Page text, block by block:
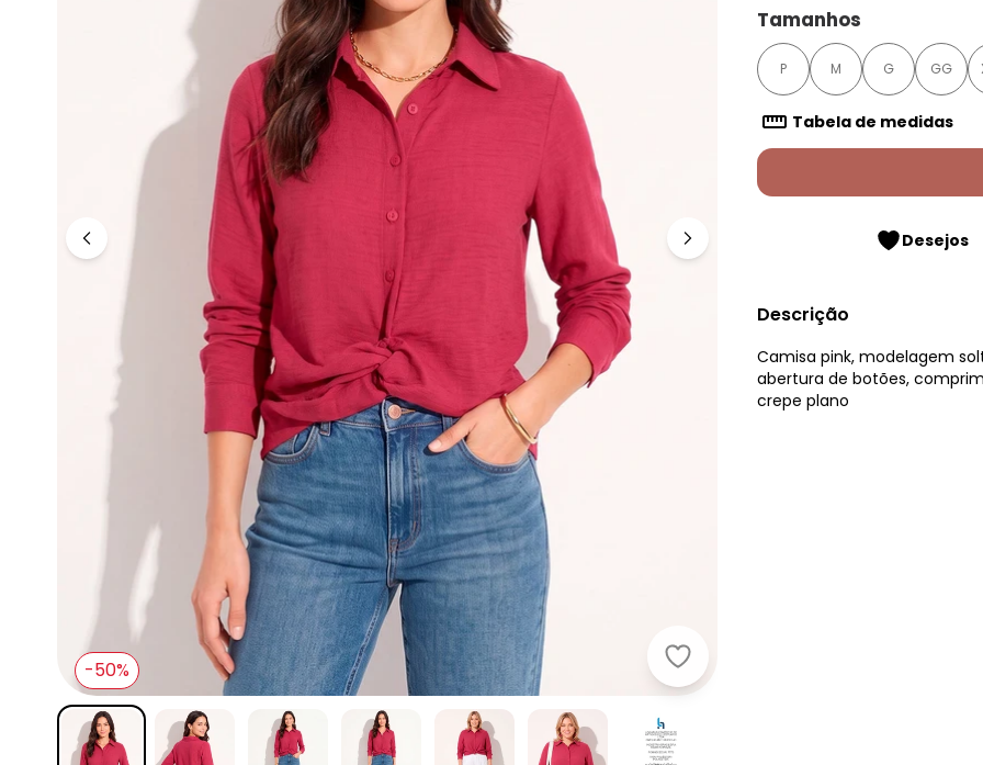
Quintess - Camisa Pink em Crepe
-50%
Ganhe 19% OFF Extra em
cupom: QUINTESS19. Válido
até 07/08/2026.
Tamanhos
P M G GG
Tabela de medidas
Desejos
Descrição
Camisa pink, modelagem
abertura de botões,
crepe plano